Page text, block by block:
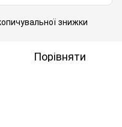
знижки
Порівняти